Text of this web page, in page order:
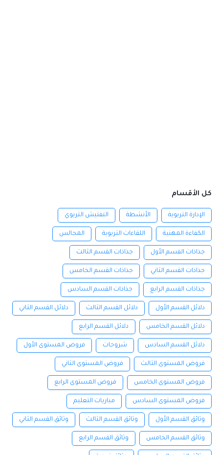
كل الأقسام
الإدارة التربوية الأنشطة التفتيش التربوي
الكفاءة المهنية اللقاءات التربوية المجالس
جذاذات القسم الأول جذاذات القسم الثالث
جذاذات القسم الثاني جذاذات القسم الخامس
جذاذات القسم الرابع جذاذات القسم السادس
دلائل القسم الأول دلائل القسم الثالث دلائل القسم الثاني
دلائل القسم الخامس دلائل القسم الرابع
دلائل القسم السادس شروحات فروض المستوى الأول
فروض المستوى الثالث فروض المستوى الثاني
فروض المستوى الخامس فروض المستوى الرابع
فروض المستوى السادس مباريات التعليم
وثائق القسم الأول وثائق القسم الثالث وثائق القسم الثاني
وثائق القسم الخامس وثائق القسم الرابع